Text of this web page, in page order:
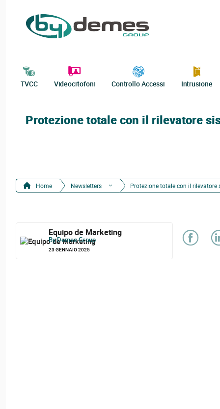
TVCC Videocitofoni Controllo Accessi Intrusione
Protezione totale con il rilevatore
Home Newsletters
Equipo de Marketing
By Demes Group
23 GENNAIO 2025